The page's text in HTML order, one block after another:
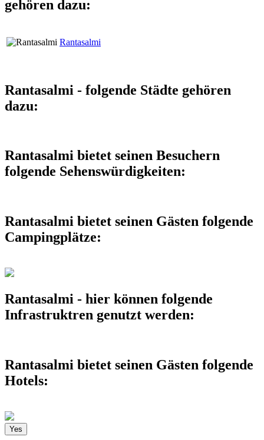
gehören dazu:
Rantasalmi
Rantasalmi - folgende Städte gehören
dazu:
Rantasalmi bietet seinen Besuchern
folgende Sehenswürdigkeiten:
Rantasalmi bietet seinen Gästen folgende
Campingplätze:
Rantasalmi - hier können folgende
Infrastruktren genutzt werden:
Rantasalmi bietet seinen Gästen folgende
Hotels:
Yes